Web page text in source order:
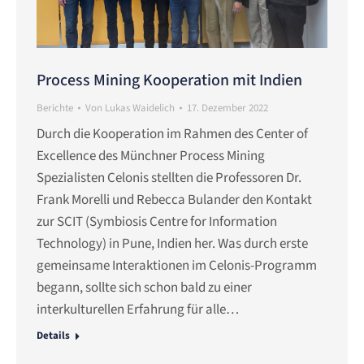
Process Mining Kooperation mit Indien
Berichte Von Lukas Waidelich 17. Dezember 2022
Durch die Kooperation im Rahmen des Center of
Excellence des Münchner Process Mining
Spezialisten Celonis stellten die Professoren Dr.
Frank Morelli und Rebecca Bulander den Kontakt
zur SCIT (Symbiosis Centre for Information
Technology) in Pune, Indien her. Was durch erste
gemeinsame Interaktionen im Celonis-Programm
begann, sollte sich schon bald zu einer
interkulturellen Erfahrung für alle…
Details